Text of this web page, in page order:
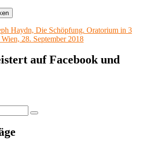
Haydn, Die Schöpfung. Oratorium in 3
28. September 2018
auf Facebook und
Suchen